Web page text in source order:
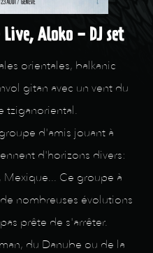
Aloko - DJ set
orientales, balkanic
gitan avec un vent du
tziganoriental.
d'amis jouant à
d'horizons divers:
Mexique... Ce groupe à
nombreuses évolutions
prête de s'arrêter.
du Danube ou de la